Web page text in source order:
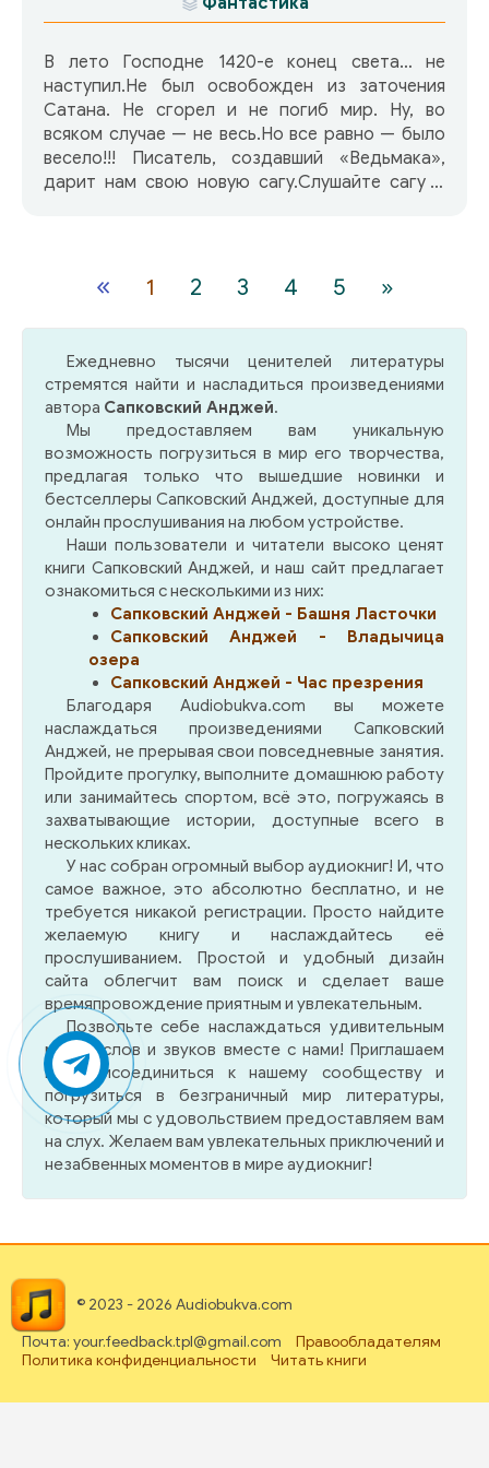
незабываемые ситуации, великолепные боевые
сцены. Присоединяйтесь к нашему
замечательному путешествию в мир Анджея
Сапковского, обещаю — будет очень круто!
В лето Господне 1420-е конец света… не
наступил.Не был освобожден из заточения
Сатана. Не сгорел и не погиб мир. Ну, во
всяком случае — не весь.Но все равно — было
весело!!! Писатель, создавший «Ведьмака»,
дарит нам свою новую сагу.Слушайте сагу о
« 1 2 3 4 5 »
Ежедневно тысячи ценителей литературы
стремятся найти и насладиться произведениями
автора Сапковский Анджей.
Мы предоставляем вам уникальную
возможность погрузиться в мир его творчества,
предлагая только что вышедшие новинки и
бестселлеры Сапковский Анджей, доступные для
онлайн прослушивания на любом устройстве.
Наши пользователи и читатели высоко ценят
книги Сапковский Анджей, и наш сайт предлагает
ознакомиться с несколькими из них:
Сапковский Анджей - Башня Ласточки
Сапковский Анджей - Владычица
озера
Сапковский Анджей - Час презрения
Благодаря Audiobukva.com вы можете
наслаждаться произведениями Сапковский
Анджей, не прерывая свои повседневные занятия.
Пройдите прогулку, выполните домашнюю работу
или занимайтесь спортом, всё это, погружаясь в
захватывающие истории, доступные всего в
нескольких кликах.
У нас собран огромный выбор аудиокниг! И, что
самое важное, это абсолютно бесплатно, и не
требуется никакой регистрации. Просто найдите
желаемую книгу и наслаждайтесь её
прослушиванием. Простой и удобный дизайн
сайта облегчит вам поиск и сделает ваше
времяпровождение приятным и увлекательным.
Позвольте себе наслаждаться удивительным
миром слов и звуков вместе с нами! Приглашаем
вас присоединиться к нашему сообществу и
погрузиться в безграничный мир литературы,
который мы с удовольствием предоставляем вам
на слух. Желаем вам увлекательных приключений и
незабвенных моментов в мире аудиокниг!
© 2023 - 2026 Audiobukva.com
Почта: your.feedback.tpl@gmail.com
Правообладателям
Политика конфиденциальности
Читать книги